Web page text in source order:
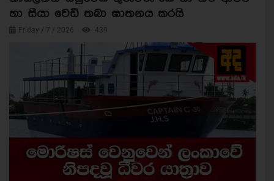
හා සීයා වෙඩි තබා ඝාතනය කරයි
Friday / 7 / 2026 439